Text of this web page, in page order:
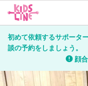
初めて依頼するサポータ
談の予約をしましょう。
顔